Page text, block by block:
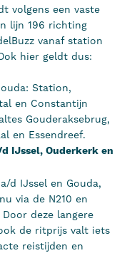
volgens een vaste
lijn 196 richting
vanaf station
hier geldt dus:
Station,
en Constantijn
Gouderaksebrug,
en Essendreef.
IJssel, Ouderkerk en
d IJssel en Gouda,
via de N210 en
deze langere
de ritprijs valt iets
reistijden en